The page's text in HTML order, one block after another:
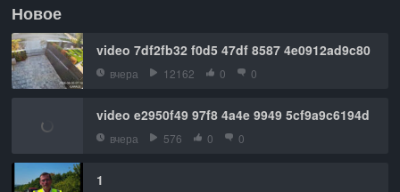
Новое
video 7df2fb32 f0d5 47df 8587 4e0912ad9c80
вчера 12162 0 0
video e2950f49 97f8 4a4e 9949 5cf9a9c6194d
вчера 576 0 0
1